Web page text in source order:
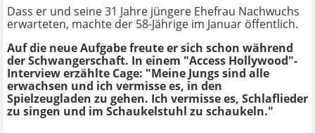
Dass er und seine 31 Jahre jüngere Ehefrau Nachwuchs
erwarteten, machte der 58-Jährige im Januar öffentlich.
Auf die neue Aufgabe freute er sich schon während
der Schwangerschaft. In einem "Access Hollywood"-
Interview erzählte Cage: "Meine Jungs sind alle
erwachsen und ich vermisse es, in den
Spielzeugladen zu gehen. Ich vermisse es, Schlaflieder
zu singen und im Schaukelstuhl zu schaukeln."